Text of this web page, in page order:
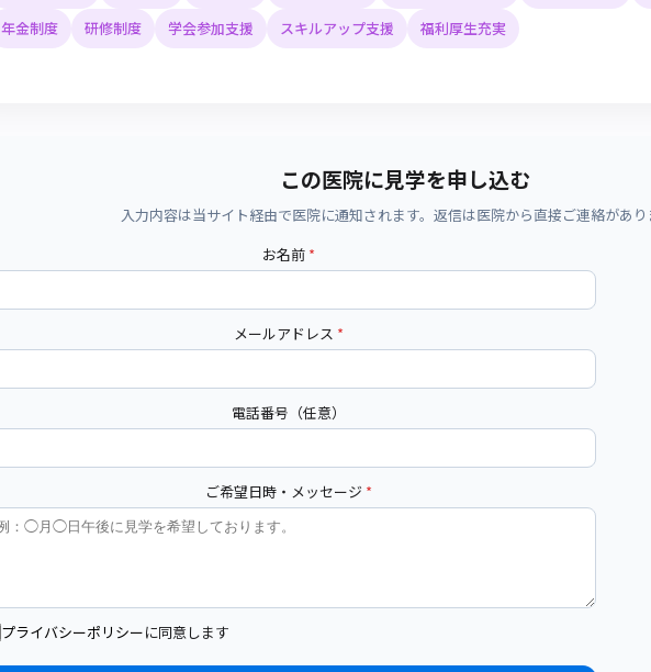
年金制度
研修制度 学会参加支援 スキルアップ支援 福利厚生充実
この医院に見学を申し込む
入力内容は当サイト経由で医院に通知されます。返信は医院から直接ご連絡があ
お名前 *
メールアドレス *
電話番号（任意）
ご希望日時・メッセージ *
プライバシーポリシーに同意します